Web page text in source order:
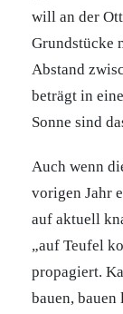
will an der
Grundstücke
Abstand
beträgt in
Sonne sind
Auch wenn
vorigen Jahr
auf aktuell
„auf Teufel
propagiert.
bauen, bauen